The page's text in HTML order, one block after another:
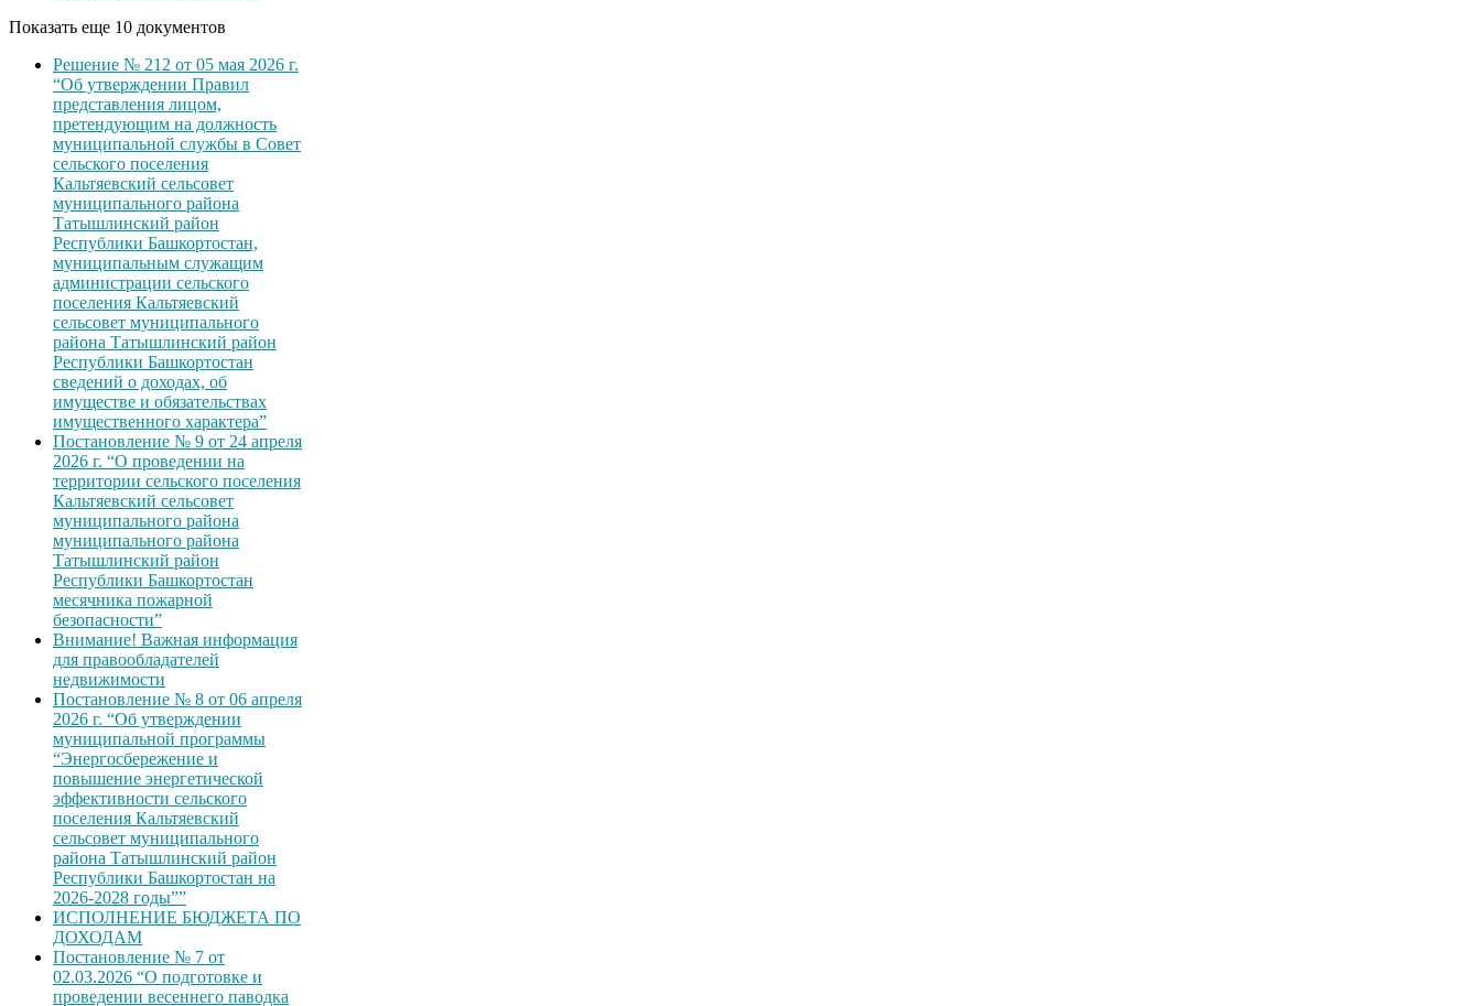
Показать еще 10 документов
Решение № 212 от 05 мая 2026 г.
“Об утверждении Правил
представления лицом,
претендующим на должность
муниципальной службы в Совет
сельского поселения
Кальтяевский сельсовет
муниципального района
Татышлинский район
Республики Башкортостан,
муниципальным служащим
администрации сельского
поселения Кальтяевский
сельсовет муниципального
района Татышлинский район
Республики Башкортостан
сведений о доходах, об
имуществе и обязательствах
имущественного характера”
Постановление № 9 от 24 апреля
2026 г. “О проведении на
территории сельского поселения
Кальтяевский сельсовет
муниципального района
муниципального района
Татышлинский район
Республики Башкортостан
месячника пожарной
безопасности”
Внимание! Важная информация
для правообладателей
недвижимости
Постановление № 8 от 06 апреля
2026 г. “Об утверждении
муниципальной программы
“Энергосбережение и
повышение энергетической
эффективности сельского
поселения Кальтяевский
сельсовет муниципального
района Татышлинский район
Республики Башкортостан на
2026-2028 годы””
ИСПОЛНЕНИЕ БЮДЖЕТА ПО
ДОХОДАМ
Постановление № 7 от
02.03.2026 “О подготовке и
проведении весеннего паводка